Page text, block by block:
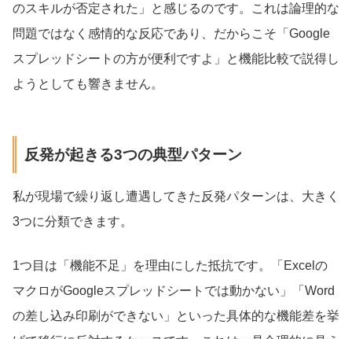
のスキルが否定された」と感じるのです。これは論理的な
問題ではなく感情的な反応であり、だからこそ「Google
スプレッドシートの方が便利ですよ」と機能比較で説得し
ようとしても響きません。
反発が起きる3つの典型パターン
私が現場で繰り返し遭遇してきた反発パターンは、大きく
3つに分類できます。
1つ目は「機能不足」を理由にした抵抗です。「Excelの
マクロがGoogleスプレッドシートでは動かない」「Word
の差し込み印刷ができない」といった具体的な機能差を挙